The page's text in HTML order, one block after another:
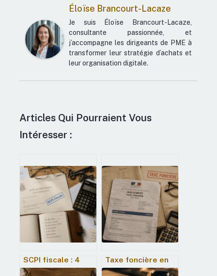
Éloïse Brancourt-Lacaze
Je suis Éloïse Brancourt-Lacaze,
consultante passionnée, et
j’accompagne les dirigeants de PME à
transformer leur stratégie d’achats et
leur organisation digitale.
Articles Qui Pourraient Vous
Intéresser :
SCPI fiscale : 4
leviers pour
Taxe foncière en
comptabilité : 4